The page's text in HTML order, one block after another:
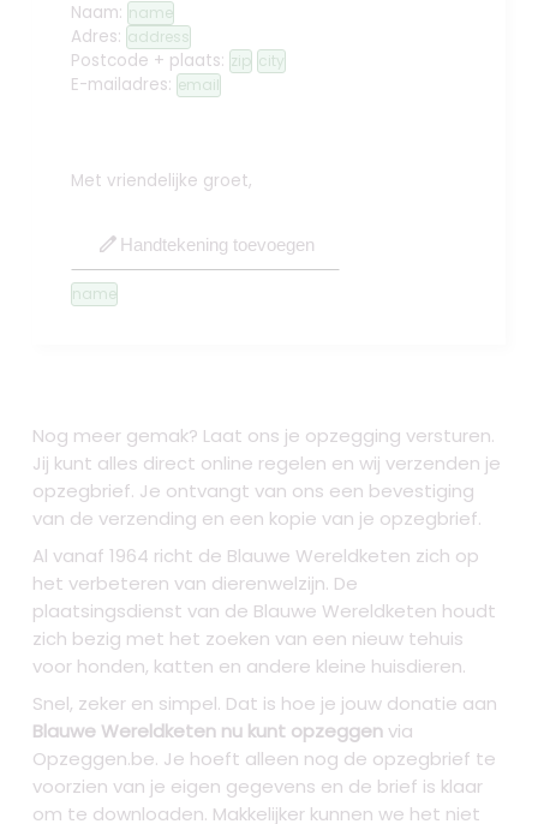
Naam: name
Adres: address
Postcode + plaats: zip city
E-mailadres: email
Met vriendelijke groet,
edit Handtekening toevoegen
name
Nog meer gemak? Laat ons je opzegging versturen.
Jij kunt alles direct online regelen en wij verzenden je
opzegbrief. Je ontvangt van ons een bevestiging
van de verzending en een kopie van je opzegbrief.
Al vanaf 1964 richt de Blauwe Wereldketen zich op
het verbeteren van dierenwelzijn. De
plaatsingsdienst van de Blauwe Wereldketen houdt
zich bezig met het zoeken van een nieuw tehuis
voor honden, katten en andere kleine huisdieren.
Snel, zeker en simpel. Dat is hoe je jouw donatie aan
Blauwe Wereldketen nu kunt opzeggenvia
Opzeggen.be. Je hoeft alleen nog de opzegbrief te
voorzien van je eigen gegevens en de brief is klaar
om te downloaden. Makkelijker kunnen we het niet